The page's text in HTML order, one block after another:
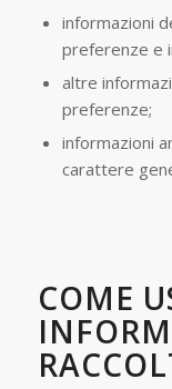
informazioni
preferenze e
altre
preferenze;
informazioni
carattere
COME